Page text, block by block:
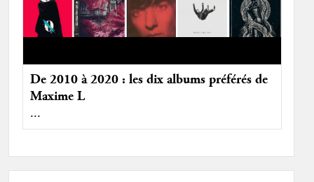
De 2010 à 2020 : les dix albums préférés de
Maxime L
...